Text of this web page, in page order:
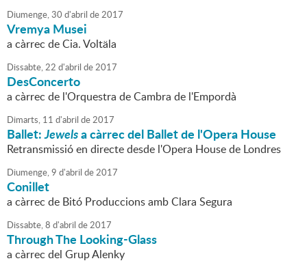
Diumenge,30 d'abril de2017
Vremya Musei
a càrrec de Cia. Voltäla
Dissabte,22 d'abril de2017
DesConcerto
a càrrec de l'Orquestra de Cambra de l'Empordà
Dimarts, 11 d'abril de2017
Ballet:Jewelsa càrrec del Ballet de l'Opera House
Retransmissió en directe desde l'Opera House de Londres
Diumenge,9 d'abril de2017
Conillet
a càrrec de Bitó Produccions amb Clara Segura
Dissabte,8 d'abril de2017
Through The Looking-Glass
a càrrec del Grup Alenky